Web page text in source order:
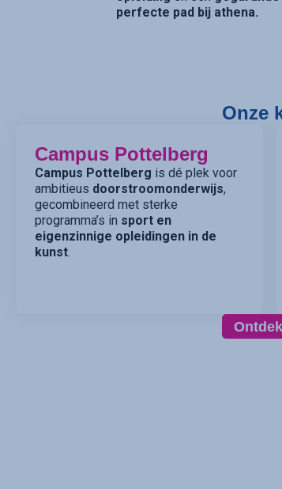
perfecte pad bij athena.
Onze
Campus Pottelberg
Campus Pottelberg is dé plek voor
ambitieus doorstroomonderwijs,
gecombineerd met sterke
programma’s in sport en
eigenzinnige opleidingen in de
kunst.